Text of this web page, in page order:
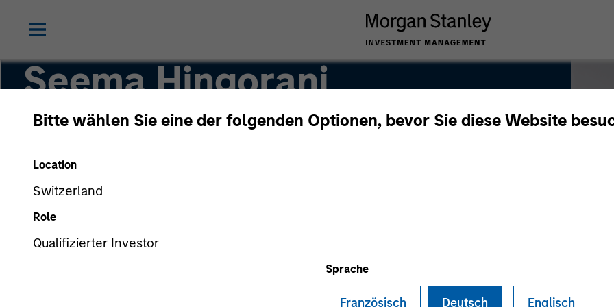
Bitte wählen Sie eine der folgenden Optionen, bevor Sie diese Website
Location
Switzerland
Role
Qualifizierter Investor
Sprache
Französisch Deutsch Englisch
Seema Hingorani
Senior Client Advisor